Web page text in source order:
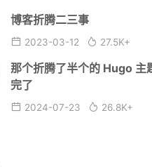
博客折腾二三事
2023-03-12 27.5K+
那个折腾了半个的 Hugo 主
完了
2024-07-23 26.8K+